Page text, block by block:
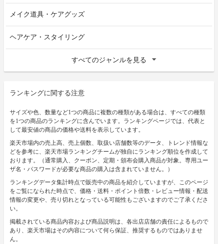
メイク道具・ケアグッズ
ヘアケア・スタイリング
すべてのジャンルを見る
ランキングに関する注意
サイズや色、数量など1つの商品に複数の種類がある場合は、すべての種類
を1つの商品のランキングに含んでいます。ランキングページでは、代表と
して最安値の商品の価格や送料を表示しています。
楽天市場内の売上高、売上個数、取扱い店舗数等のデータ、トレンド情報な
どを参考に、楽天市場ランキングチームが独自にランキング順位を作成して
おります。（通常購入、クーポン、定期・頒布会購入商品が対象。専用ユー
ザ名・パスワードが必要な商品の購入は含まれていません。）
ランキングデータ集計時点で販売中の商品を紹介していますが、このページ
をご覧になられた時点で、価格・送料・ポイント倍数・レビュー情報・配送
情報の変更や、売り切れとなっている可能性もございますのでご了承くださ
い。
掲載されている商品内容および商品説明は、各出店店舗の責任によるもので
あり、楽天市場はその内容について何ら保証、推奨するものではありませ
ん。